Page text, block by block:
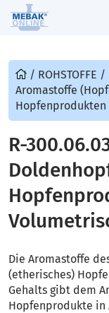
/ ROHSTOFFE /
Aromastoffe
Hopfenprodukten
R-
Die Aromastoffe
(etherisches)
Gehalts gibt dem
Hopfenprodukte in